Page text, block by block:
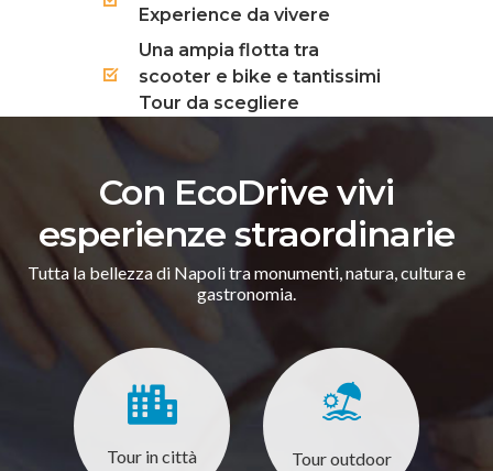
Experience da vivere
Una ampia flotta tra
scooter e bike e tantissimi
Tour da scegliere
Con EcoDrive vivi
esperienze straordinarie
Tutta la bellezza di Napoli tra monumenti, natura, cultura e
gastronomia.
Tour in città Tour outdoor